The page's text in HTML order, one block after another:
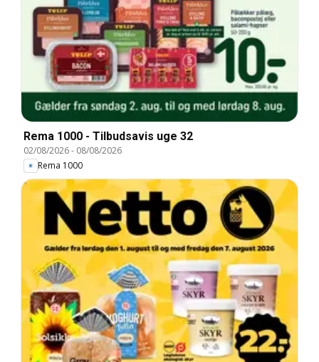
Rema 1000 - Tilbudsavis uge 32
02/08/2026- 08/08/2026
Rema 1000